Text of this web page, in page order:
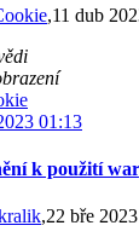
,11 dub
01:13
k použití
,22 bře